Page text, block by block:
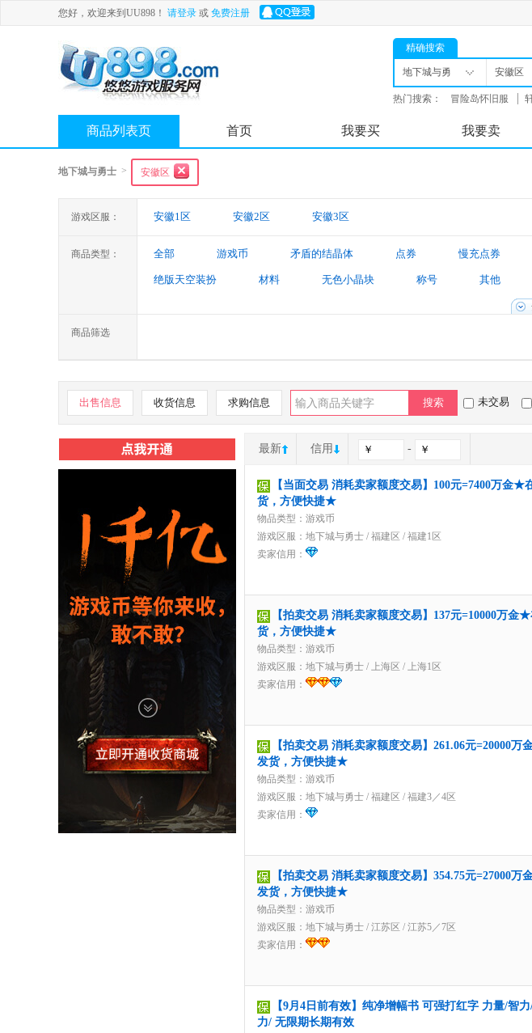
您好，欢迎来到UU898！ 请登录 或 免费注册
精确搜索
地下城与勇
士
安徽区
热门搜索： 冒险岛怀旧服
商品列表页 首页 我要买 我要卖
地下城与勇士 > 安徽区
游戏区服： 安徽1区 安徽2区 安徽3区
商品类型： 全部 游戏币 矛盾的结晶体 点券 慢充点券
绝版天空装扮 材料 无色小晶块 称号 其他
商品筛选
出售信息 收货信息 求购信息 搜索 未交易
最新 信用 -
【当面交易 消耗卖家额度交易】100元=7400万金★
货，方便快捷★
物品类型：游戏币
游戏区服： 地下城与勇士 / 福建区 / 福建1区
卖家信用：
【拍卖交易 消耗卖家额度交易】137元=10000万金
货，方便快捷★
物品类型：游戏币
游戏区服： 地下城与勇士 / 上海区 / 上海1区
卖家信用：
【拍卖交易 消耗卖家额度交易】261.06元=20000万
发货，方便快捷★
物品类型：游戏币
游戏区服： 地下城与勇士 / 福建区 / 福建3／4区
卖家信用：
【拍卖交易 消耗卖家额度交易】354.75元=27000万
发货，方便快捷★
物品类型：游戏币
游戏区服： 地下城与勇士 / 江苏区 / 江苏5／7区
卖家信用：
【9月4日前有效】纯净增幅书 可强打红字 力量/智
力/ 无限期长期有效